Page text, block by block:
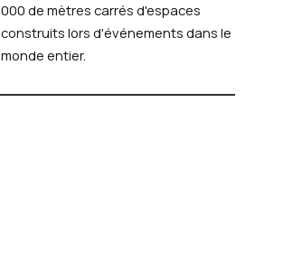
000 de mètres carrés d'espaces
construits lors d'événements dans le
monde entier.